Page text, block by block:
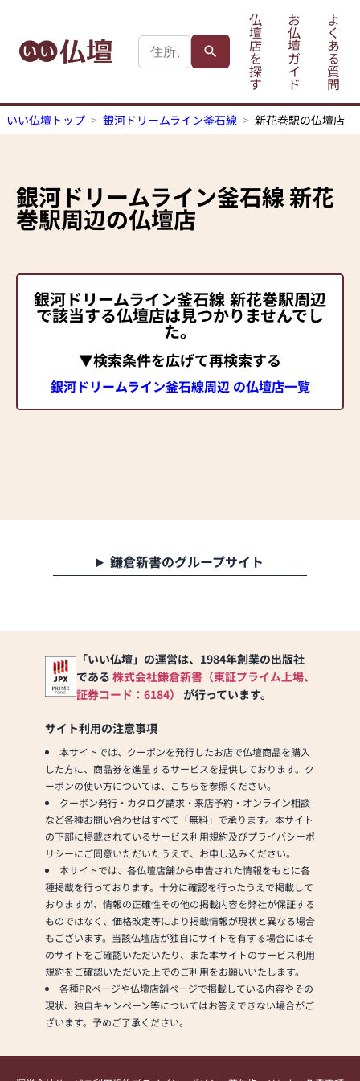
仏
壇
店
を
探
す
お
仏
壇
ガ
イ
ド
よ
く
あ
る
質
問
いい仏壇トップ 銀河ドリームライン釜石線 新花巻駅の仏壇店
銀河ドリームライン釜石線新花
巻駅周辺の仏壇店
銀河ドリームライン釜石線 新花巻駅周辺
で該当する仏壇店は見つかりませんでし
た。
▼検索条件を広げて再検索する
銀河ドリームライン釜石線周辺 の仏壇店一覧
鎌倉新書のグループサイト
「いい仏壇」の運営は、1984年創業の出版社
である 株式会社鎌倉新書（東証プライム上場、
証券コード：6184） が行っています。
サイト利用の注意事項
本サイトでは、クーポンを発行したお店で仏壇商品を購入
した方に、商品券を進呈するサービスを提供しております。ク
ーポンの使い方については、こちらを参照ください。
クーポン発行・カタログ請求・来店予約・オンライン相談
など各種お問い合わせはすべて「無料」で承ります。本サイト
の下部に掲載されているサービス利用規約及びプライバシーポ
リシーにご同意いただいたうえで、お申し込みください。
本サイトでは、各仏壇店舗から申告された情報をもとに各
種掲載を行っております。十分に確認を行ったうえで掲載して
おりますが、情報の正確性その他の掲載内容を弊社が保証する
ものではなく、価格改定等により掲載情報が現状と異なる場合
もございます。当該仏壇店が独自にサイトを有する場合にはそ
のサイトをご確認いただいたり、また本サイトのサービス利用
規約をご確認いただいた上でのご利用をお願いいたします。
各種PRページや仏壇店舗ページで掲載している内容やその
現状、独自キャンペーン等についてはお答えできない場合がご
ざいます。予めご了承ください。